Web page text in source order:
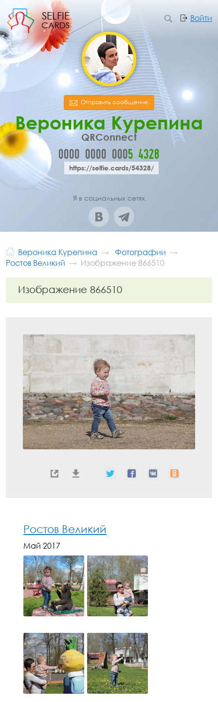
SELFIE
CARDS
Войти
Отправить сообщение
Вероника Курепина
QRConnect
0000 0000 0005 4328
https://selfie.cards/54328/
Я в социальных сетях
Вероника Курепина
Фотографии
Ростов Великий
Изображение 866510
Изображение 866510
Ростов Великий
Май 2017